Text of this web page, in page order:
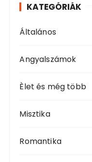
KATEGÓRIÁK
Általános
Angyalszámok
Èlet és még több
Misztika
Romantika